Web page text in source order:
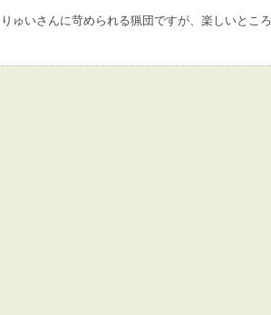
りゅいさんに苛められる猟団ですが、楽しいとこ